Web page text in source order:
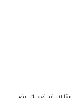
مقالات قد تعجبك ايضا